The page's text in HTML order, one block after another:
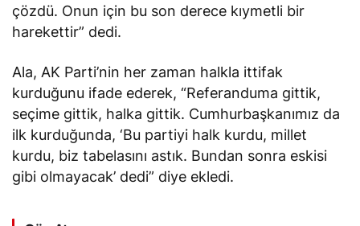
çözdü. Onun için bu son derece kıymetli bir
harekettir” dedi.
Ala, AK Parti’nin her zaman halkla ittifak
kurduğunu ifade ederek, “Referanduma gittik,
seçime gittik, halka gittik. Cumhurbaşkanımız da
ilk kurduğunda, ‘Bu partiyi halk kurdu, millet
kurdu, biz tabelasını astık. Bundan sonra eskisi
gibi olmayacak’ dedi” diye ekledi.